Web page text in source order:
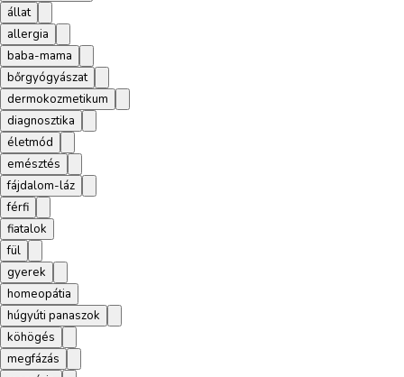
állat
allergia
baba-mama
bőrgyógyászat
dermokozmetikum
diagnosztika
életmód
emésztés
fájdalom-láz
férfi
fiatalok
fül
gyerek
homeopátia
húgyúti panaszok
köhögés
megfázás